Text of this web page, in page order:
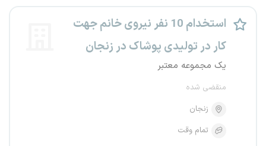
استخدام 10 نفر نیروی خانم جهت
کار در تولیدی پوشاک در زنجان
یک مجموعه معتبر
منقضی شده
زنجان
تمام وقت